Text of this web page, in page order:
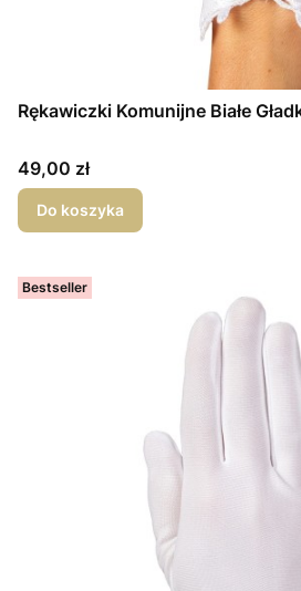
Rękawiczki Komunijne Białe
Cena
49,00 zł
Do koszyka
Bestseller